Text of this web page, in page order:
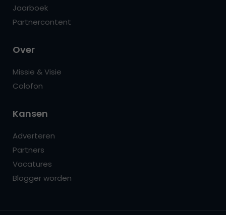
Jaarboek
Partnercontent
Over
Missie & Visie
Colofon
Kansen
Adverteren
Partners
Vacatures
Blogger worden